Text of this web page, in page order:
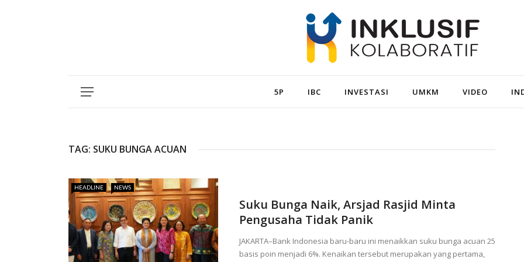
5P IBC INVESTASI UMKM VIDEO
TAG: SUKU BUNGA ACUAN
HEADLINE NEWS
Suku Bunga Naik, Arsjad Rasjid Minta
Pengusaha Tidak Panik
JAKARTA–Bank Indonesia baru-baru ini menaikkan suku bunga acuan 25
basis poin menjadi 6%. Kenaikan tersebut merupakan yang pertama,